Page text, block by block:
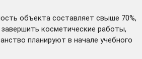
объекта составляет свыше 70%,
косметические работы,
планируют в начале учебного